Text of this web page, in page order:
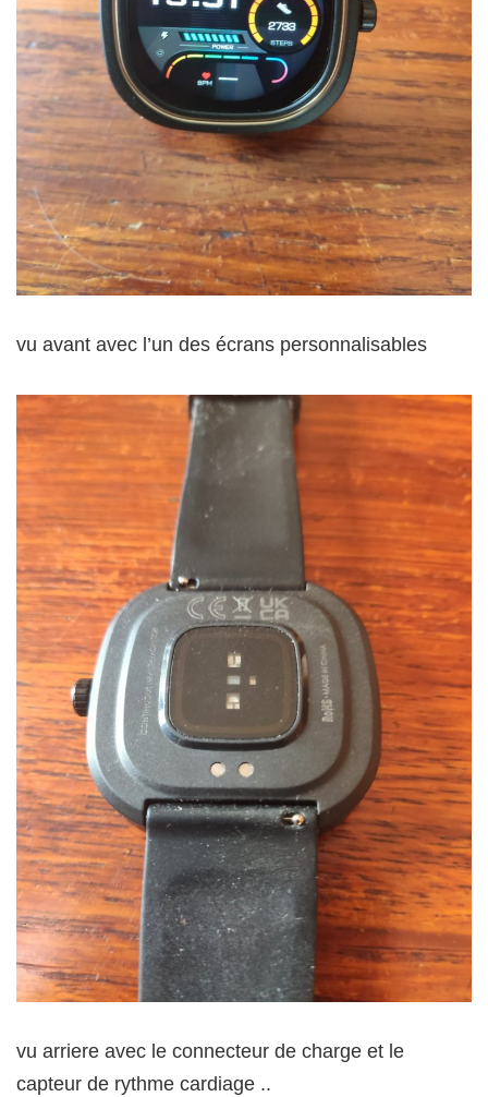
vu avant avec l’un des écrans personnalisables
vu arriere avec le connecteur de charge et le
capteur de rythme cardiage ..